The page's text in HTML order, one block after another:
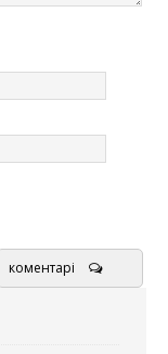
коментарі